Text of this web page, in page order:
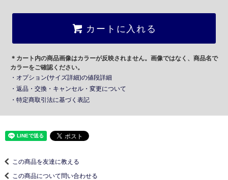
カートに入れる
＊カート内の商品画像はカラーが反映されません。画像ではなく、商品名で
カラーをご確認ください。
・オプション(サイズ詳細)の値段詳細
・返品・交換・キャンセル・変更について
・特定商取引法に基づく表記
この商品を友達に教える
この商品について問い合わせる